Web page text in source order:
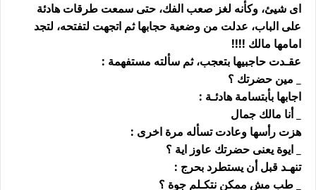
اى شيئ، وكأنه لغز صعب الفك، حتى سمعت طرقات هادئة
على الباب، عدلت من وضعية حجابها ثم اتجهت لتفتحه، لتجد
امامها مالك !!!!
عقـدت حاجبيها بتعجب، ثم سألته مستفهمة :
_ مين حضرتك ؟
اجابها بأبتسامة هادئـة :
_ أنا مالك جمال
هزت رأسها وعادت تسأله مرة اخرى :
_ ايوة يعنى حضرتك عاوز اية ؟
تنهـد قبل أن يستطرد بحرج :
_ طب مش ممكن نتكـلم جوة ؟